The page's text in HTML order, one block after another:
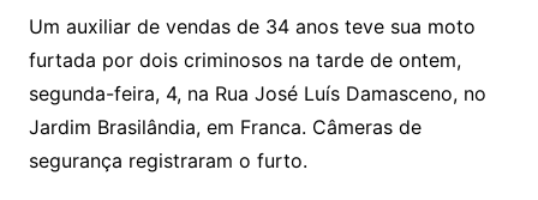
Um auxiliar de vendas de 34 anos teve sua moto
furtada por dois criminosos na tarde de ontem,
segunda-feira, 4, na Rua José Luís Damasceno, no
Jardim Brasilândia, em Franca. Câmeras de
segurança registraram o furto.